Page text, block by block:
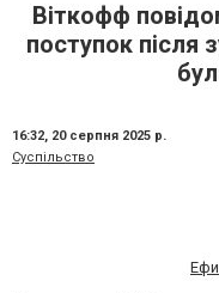
Віткофф
поступок після
16:32, 20 серпня 2025 р.
Суспільство